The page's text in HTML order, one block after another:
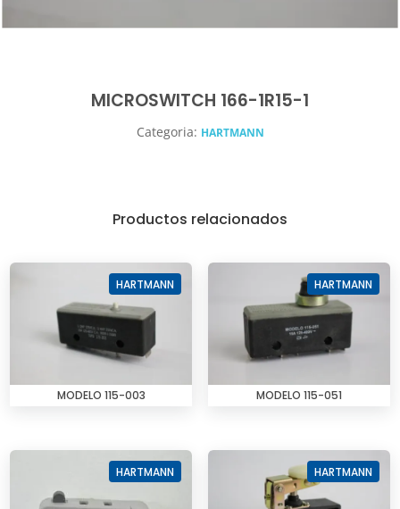
MICROSWITCH 166-1R15-1
Categoria: HARTMANN
Productos relacionados
HARTMANN
MODELO 115-003
HARTMANN
MODELO 115-051
HARTMANN HARTMANN